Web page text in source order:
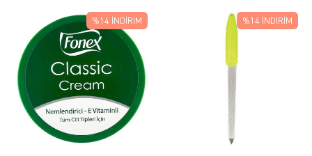
%14 İNDIRIM %14 İNDIRIM